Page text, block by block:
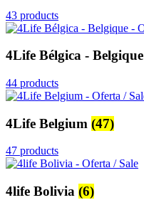
43 products
4Life Bélgica - Belgique
44 products
4Life Belgium (47)
47 products
4life Bolivia (6)